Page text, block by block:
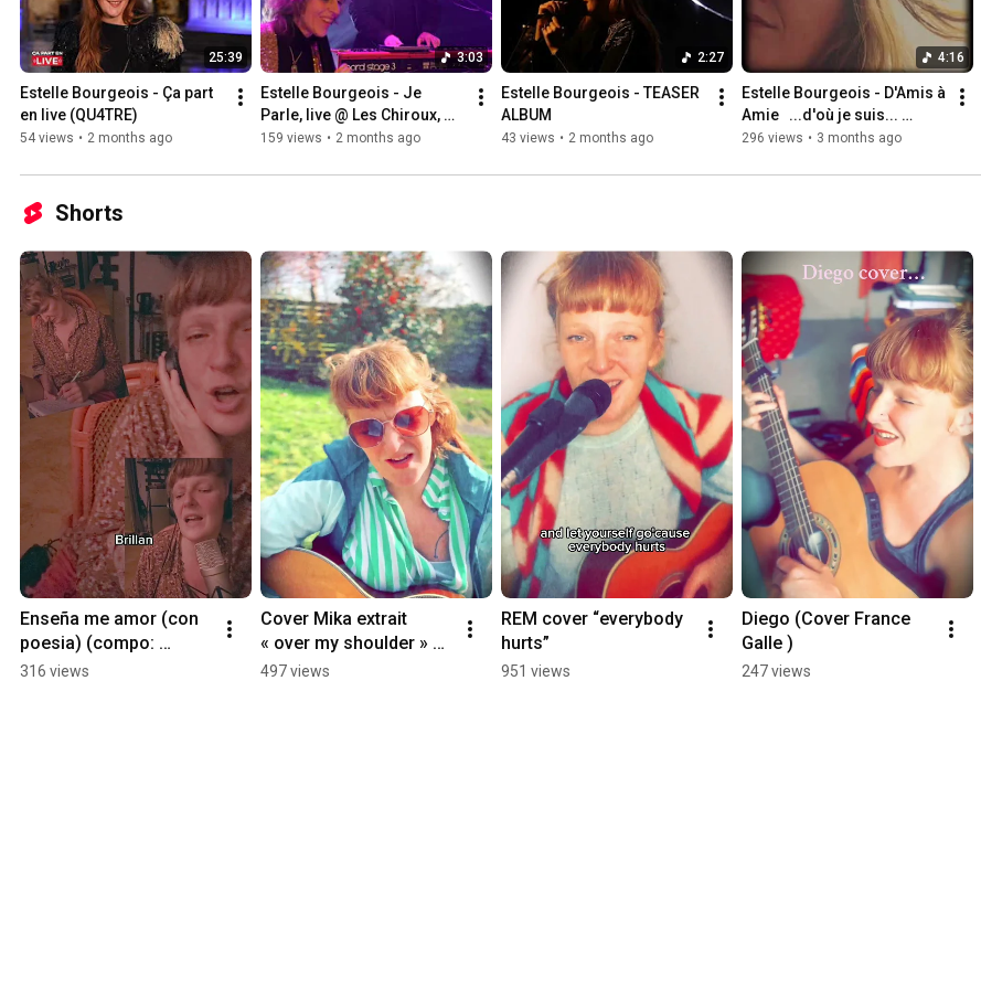
25:39
Estelle Bourgeois - Ça part
en live (QU4TRE)
54 views • 2 months ago
3:03
Estelle Bourgeois - Je
Parle, live @ Les Chiroux,
Liège (concert de sortie
159 views • 2 months ago
2:27
Estelle Bourgeois - TEASER
ALBUM
43 views • 2 months ago
4:16
Estelle Bourgeois - D'Amis à
Amie   ...d'où je suis...
(videoclip)
296 views • 3 months ago
Shorts
Enseña me amor (con
poesia) (compo:
musica y letra Estelle
316 views
Cover Mika extrait
« over my shoulder »
Estelle Bourgeois
497 views
REM cover “everybody
hurts”
951 views
Diego (Cover France
Galle )
247 views